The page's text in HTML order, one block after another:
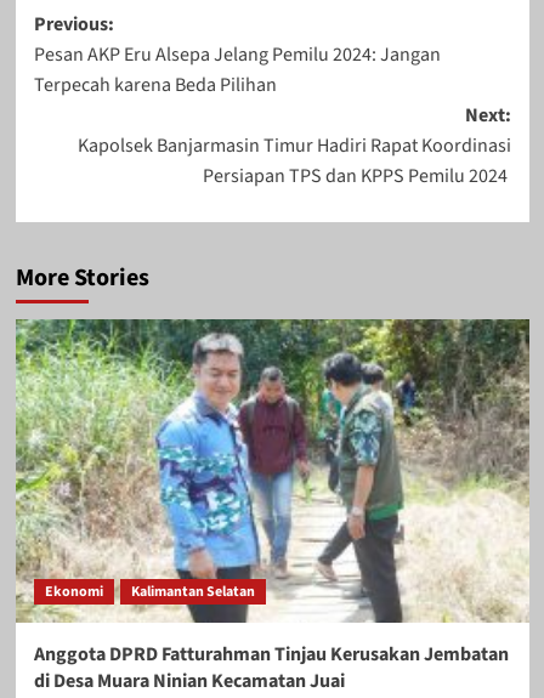
Post
navigation
Previous:
Pesan AKP Eru Alsepa Jelang Pemilu 2024: Jangan
Terpecah karena Beda Pilihan
Next:
Kapolsek Banjarmasin Timur Hadiri Rapat Koordinasi
Persiapan TPS dan KPPS Pemilu 2024
More Stories
Ekonomi Kalimantan Selatan
Anggota DPRD Fatturahman Tinjau Kerusakan Jembatan
di Desa Muara Ninian Kecamatan Juai